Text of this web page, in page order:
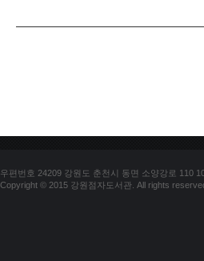
우편번호 24209 강원도 춘천시 동면 소양강로 110
Copyright © 2015 강원점자도서관. All rights